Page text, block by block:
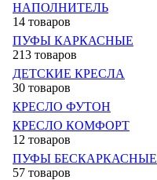
НАПОЛНИТЕЛЬ
14 товаров
ПУФЫ КАРКАСНЫЕ
213 товаров
ДЕТСКИЕ КРЕСЛА
30 товаров
КРЕСЛО ФУТОН
КРЕСЛО КОМФОРТ
12 товаров
ПУФЫ БЕСКАРКАСНЫЕ
57 товаров